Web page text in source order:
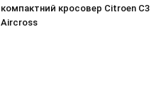
компактний кросовер Citroen C3
Aircross